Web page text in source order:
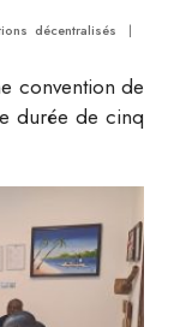
décentralisés
|
convention de
durée de cinq